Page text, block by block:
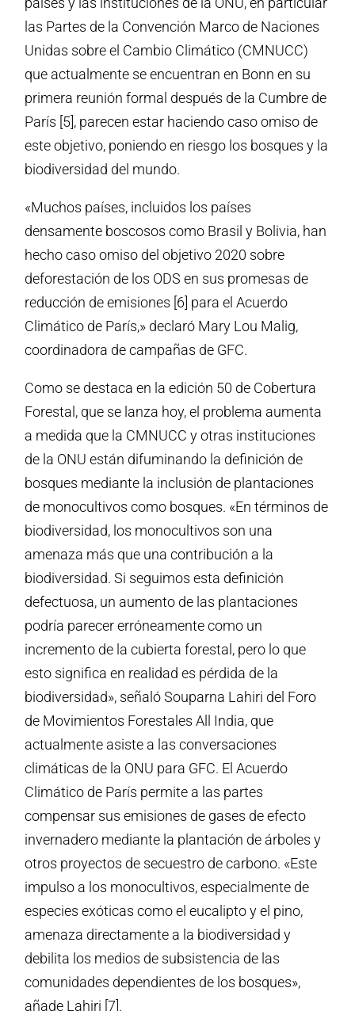
las Partes de la Convención Marco de Naciones
Unidas sobre el Cambio Climático (CMNUCC)
que actualmente se encuentran en Bonn en su
primera reunión formal después de la Cumbre de
París [5], parecen estar haciendo caso omiso de
este objetivo, poniendo en riesgo los bosques y la
biodiversidad del mundo.
«Muchos países, incluidos los países
densamente boscosos como Brasil y Bolivia, han
hecho caso omiso del objetivo 2020 sobre
deforestación de los ODS en sus promesas de
reducción de emisiones [6] para el Acuerdo
Climático de París,» declaró Mary Lou Malig,
coordinadora de campañas de GFC.
Como se destaca en la edición 50 de Cobertura
Forestal, que se lanza hoy, el problema aumenta
a medida que la CMNUCC y otras instituciones
de la ONU están difuminando la definición de
bosques mediante la inclusión de plantaciones
de monocultivos como bosques. «En términos de
biodiversidad, los monocultivos son una
amenaza más que una contribución a la
biodiversidad. Si seguimos esta definición
defectuosa, un aumento de las plantaciones
podría parecer erróneamente como un
incremento de la cubierta forestal, pero lo que
esto significa en realidad es pérdida de la
biodiversidad», señaló Souparna Lahiri del Foro
de Movimientos Forestales All India, que
actualmente asiste a las conversaciones
climáticas de la ONU para GFC. El Acuerdo
Climático de París permite a las partes
compensar sus emisiones de gases de efecto
invernadero mediante la plantación de árboles y
otros proyectos de secuestro de carbono. «Este
impulso a los monocultivos, especialmente de
especies exóticas como el eucalipto y el pino,
amenaza directamente a la biodiversidad y
debilita los medios de subsistencia de las
comunidades dependientes de los bosques»,
añade Lahiri [7].